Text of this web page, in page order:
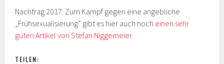
Nachtrag 2017: Zum Kampf gegen eine angebliche
„Frühsexualisierung“ gibt es hier auch noch einen sehr
guten Artikel von Stefan Niggemeier.
TEILEN: